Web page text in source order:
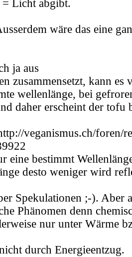
Licht abgibt.
wäre das eine
ja aus
zusammensetzt, kann es
wellenlänge, bei
daher erscheint der tofu
veganismus.ch/foren/
eine bestimmt
desto weniger wird
Spekulationen ;-). Aber
Phänomen denn
nur unter Wärme
durch Energieentzug.